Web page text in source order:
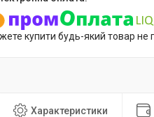
купити будь-який товар не
Характеристики